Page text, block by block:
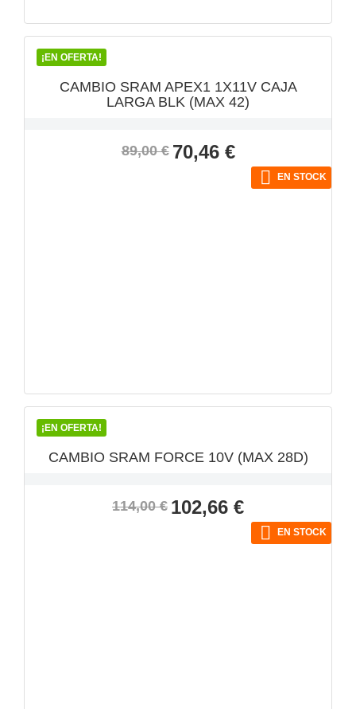
¡EN OFERTA!
CAMBIO SRAM APEX1 1X11V CAJA
LARGA BLK (MAX 42)
Precio
89,00 € Precio
70,46 €
 EN STOCK
¡EN OFERTA!
CAMBIO SRAM FORCE 10V (MAX 28D)
Precio
114,00 € Precio
102,66 €
 EN STOCK